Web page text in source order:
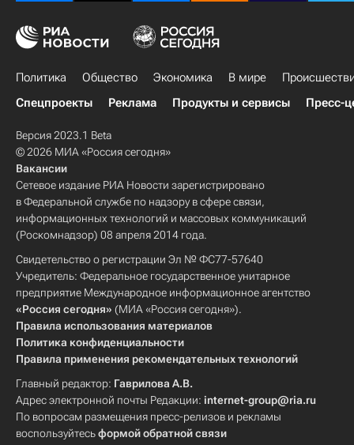
Политика Общество Экономика В мире
Спецпроекты
Реклама Продукты и сервисы Пресс-
Версия 2023.1 Beta
© 2026 МИА «Россия сегодня»
Вакансии
Сетевое издание РИА Новости зарегистрировано
в Федеральной службе по надзору в сфере связи,
информационных технологий и массовых коммуникаций
(Роскомнадзор) 08 апреля 2014 года.
Свидетельство о регистрации Эл № ФС77-57640
Учредитель: Федеральное государственное унитарное
предприятие Международное информационное агентство
«Россия сегодня» (МИА «Россия сегодня»).
Правила использования материалов
Политика конфиденциальности
Правила применения рекомендательных технологий
Главный редактор: Гаврилова А.В.
Адрес электронной почты Редакции: internet-group@ria.ru
По вопросам размещения пресс-релизов и рекламы
воспользуйтесьформой обратной связи